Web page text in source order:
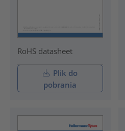
RoHS datasheet
Plik do
pobrania